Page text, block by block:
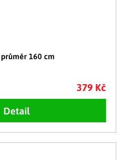
160 cm
379 Kč
Detail